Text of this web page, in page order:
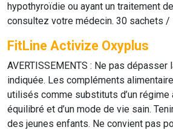
hypothyroïdie ou ayant un traitement
consultez votre médecin. 30 sachets /
FitLine Activize Oxyplus
AVERTISSEMENTS : Ne pas dépasser
indiquée. Les compléments
utilisés comme substituts d’un régime
équilibré et d’un mode de vie sain.
des jeunes enfants. Ne convient pas